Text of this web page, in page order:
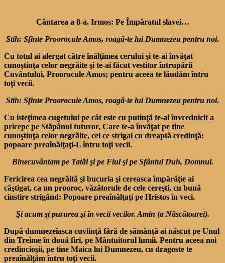
Cântarea a 8-a. Irmos: Pe Împăratul slavei…
Stih: Sfinte Proorocule Amos, roagă-te lui Dumnezeu pentru noi.
Cu totul ai alergat către înălţimea cerului şi te-ai învăţat
cunoştinţa celor negrăite şi te-ai făcut vestitor întrupării
Cuvântului, Proorocule Amos; pentru aceea te lăudăm întru
toţi vecii.
Stih: Sfinte Proorocule Amos, roagă-te lui Dumnezeu pentru noi.
Cu isteţimea cugetului pe cât este cu putinţă te-ai învrednicit a
pricepe pe Stăpânul tuturor, Care te-a învăţat pe tine
cunoştinţa celor negrăite, cel ce strigai cu dreaptă credinţă:
popoare preaînălţaţi-L întru toţi vecii.
Binecuvântam pe Tatăl şi pe Fiul şi pe Sfântul Duh, Domnul.
Fericirea cea negrăită şi bucuria şi cereasca împărăţie ai
câştigat, ca un prooroc, văzătorule de cele cereşti, cu bună
cinstire strigând: Popoare preaînălţaţi pe Hristos în veci.
Şi acum şi pururea şi în vecii vecilor. Amin (a Născătoarei).
După dumnezeiasca cuviinţă fără de sămânţă ai născut pe Unul
din Treime în două firi, pe Mântuitorul lumii. Pentru aceea noi
credincioşii, pe tine Maica lui Dumnezeu, cu dragoste te
preaînălţăm întru toţi vecii.